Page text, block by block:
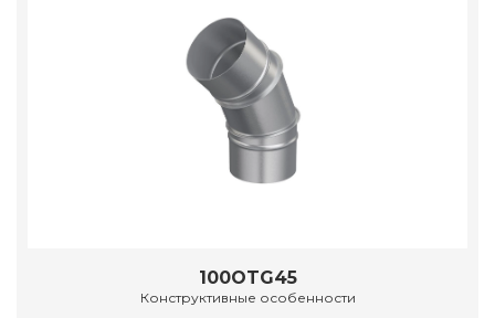
100OTG45
Конструктивные особенности